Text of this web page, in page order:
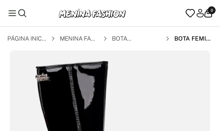
0
PÁGINA INICI
MENINA FAS
BOTA
BOTA FEMINI